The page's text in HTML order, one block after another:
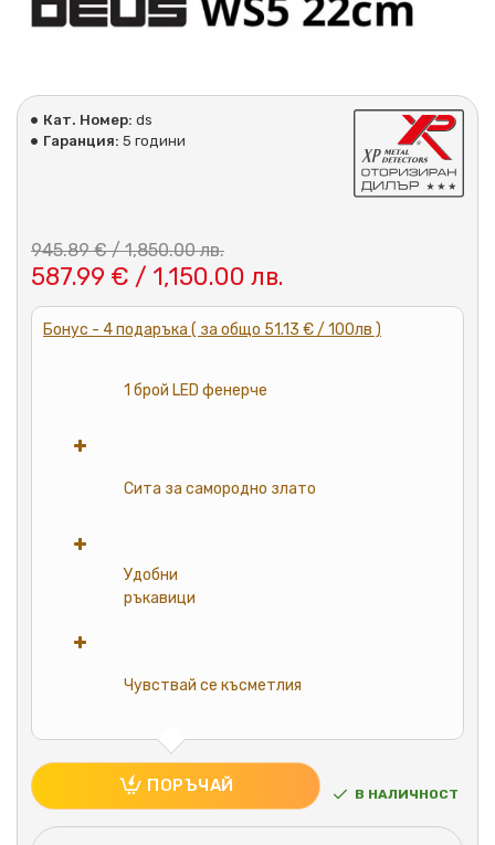
Бонус - 4 подаръка ( за общо 51.13 € / 100лв )
1 брой LED фенерче
Сита за самородно злато
Удобни
ръкавици
Чувствай се късметлия
Кат. Номер: ds
Гаранция: 5 години
587.99 € / 1,150.00 лв.
945.89 € / 1,850.00 лв.
ПОРЪЧАЙ В НАЛИЧНОСТ